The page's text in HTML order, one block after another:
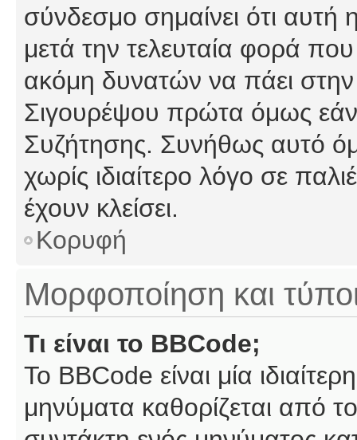
σύνδεσμο σημαίνει ότι αυτή
μετά την τελευταία φορά που
ακόμη δυνατών να πάει
Σιγουρέψου πρώτα όμως εάν
Συζήτησης. Συνήθως αυτό
χωρίς ιδιαίτερο λόγο σε
έχουν κλείσει.
Κορυφή
Μορφοποίηση και
Τι είναι το BBCode;
Το BBCode είναι μία
μηνύματα καθορίζεται από